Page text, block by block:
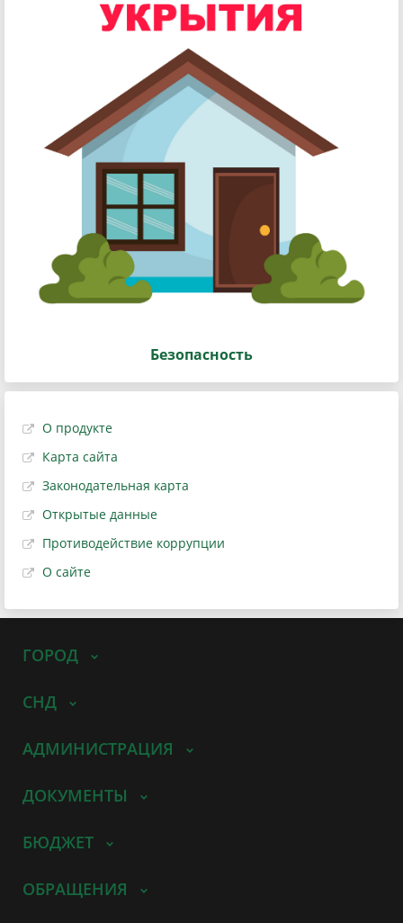
Безопасность
О продукте
Карта сайта
Законодательная карта
Открытые данные
Противодействие коррупции
О сайте
ГОРОД
СНД
АДМИНИСТРАЦИЯ
ДОКУМЕНТЫ
БЮДЖЕТ
ОБРАЩЕНИЯ